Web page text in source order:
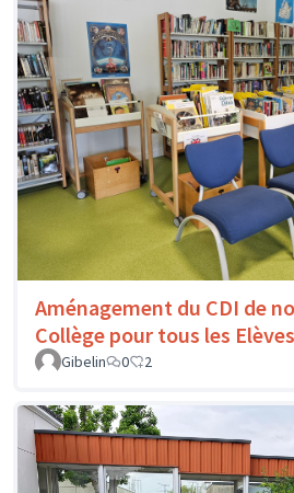
Aménagement du CDI de
Collège pour tous les Elèves
Gibelin
0 2